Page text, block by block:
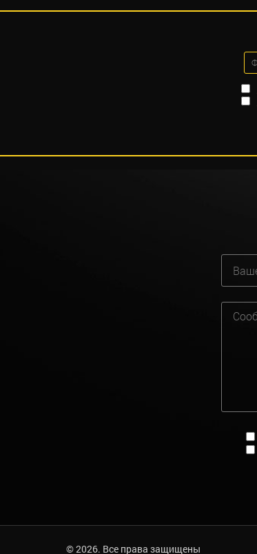
© 2026. Все права защищены